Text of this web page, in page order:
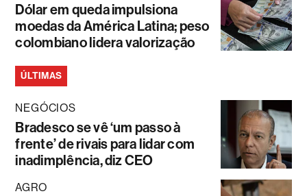
Dólar em queda impulsiona
moedas da América Latina; peso
colombiano lidera valorização
ÚLTIMAS
NEGÓCIOS
Bradesco se vê ‘um passo à
frente’ de rivais para lidar com
inadimplência, diz CEO
AGRO